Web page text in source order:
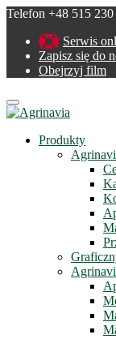
Telefon +48 515 230
Serwis
Zapisz się do
Obejrzyj film
Menu
Produkty